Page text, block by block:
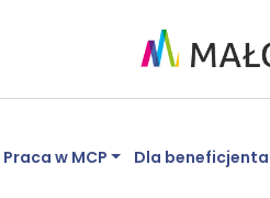
Praca w MCP Dla beneficjenta